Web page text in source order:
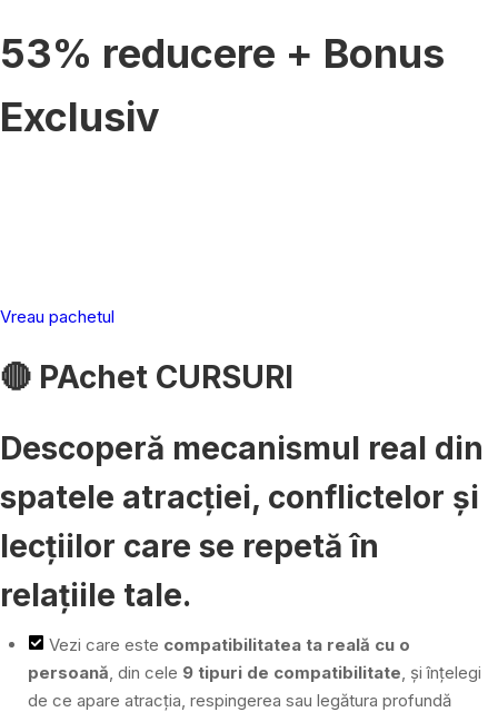
53% reducere + Bonus
Exclusiv
Vreau pachetul
🔴 PAchet CURSURI
Descoperă mecanismul real din
spatele atracției, conflictelor și
lecțiilor care se repetă în
relațiile tale.
Vezi care este compatibilitatea ta reală cu o
persoană, din cele 9 tipuri de compatibilitate, și înțelegi
de ce apare atracția, respingerea sau legătura profundă